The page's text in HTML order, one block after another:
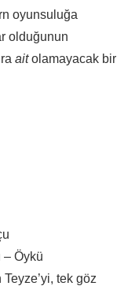
oyunsuluğa
olduğunun
aitolamayacak bir
– Öykü
tek göz